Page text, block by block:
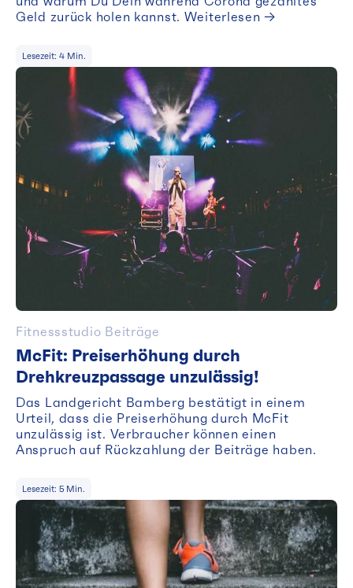
Geld zurück holen kannst. Weiterlesen →
Lesezeit: 4 Min.
Fitnessstudio Beiträge
McFit: Preiserhöhung durch
Drehkreuzpassage unzulässig!
Das Landgericht Bamberg bestätigt in einem
Urteil, dass die Preiserhöhung durch McFit
unzulässig ist. Verbraucher können einen
Anspruch auf Rückzahlung der Beiträge haben.
Lesezeit: 5 Min.